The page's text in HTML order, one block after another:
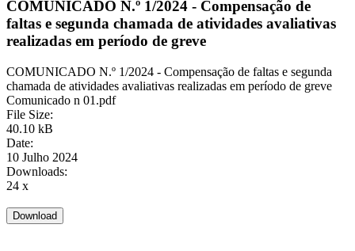
COMUNICADO N.º 1/2024 - Compensação de
faltas e segunda chamada de atividades avaliativas
realizadas em período de greve
COMUNICADO N.º 1/2024 - Compensação de faltas e segunda
chamada de atividades avaliativas realizadas em período de greve
Comunicado n 01.pdf
File Size:
40.10 kB
Date:
10 Julho 2024
Downloads:
24 x